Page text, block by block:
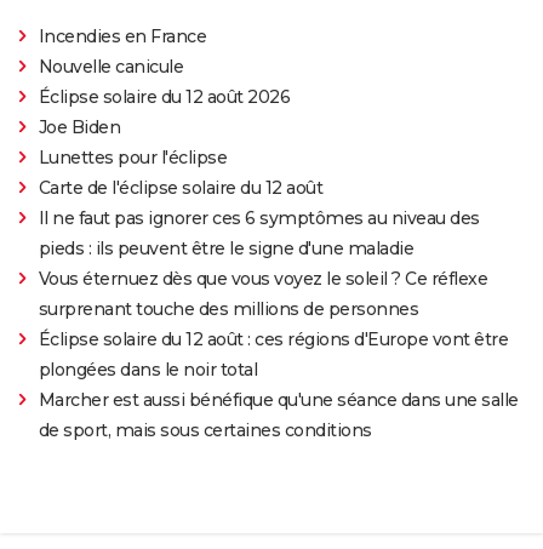
Incendies en France
Nouvelle canicule
Éclipse solaire du 12 août 2026
Joe Biden
Lunettes pour l'éclipse
Carte de l'éclipse solaire du 12 août
Il ne faut pas ignorer ces 6 symptômes au niveau des
pieds : ils peuvent être le signe d'une maladie
Vous éternuez dès que vous voyez le soleil ? Ce réflexe
surprenant touche des millions de personnes
Éclipse solaire du 12 août : ces régions d'Europe vont être
plongées dans le noir total
Marcher est aussi bénéfique qu'une séance dans une salle
de sport, mais sous certaines conditions